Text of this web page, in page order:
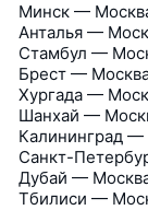
Минск —
Анталья —
Стамбул —
Брест —
Хургада —
Шанхай —
Калининград —
Санкт-
Дубай —
Тбилиси —